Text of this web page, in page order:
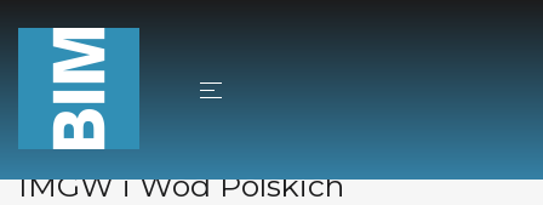
Aktualności 19/06/2026
Renaturyzacja na konferencjach
IMGW i Wód Polskich